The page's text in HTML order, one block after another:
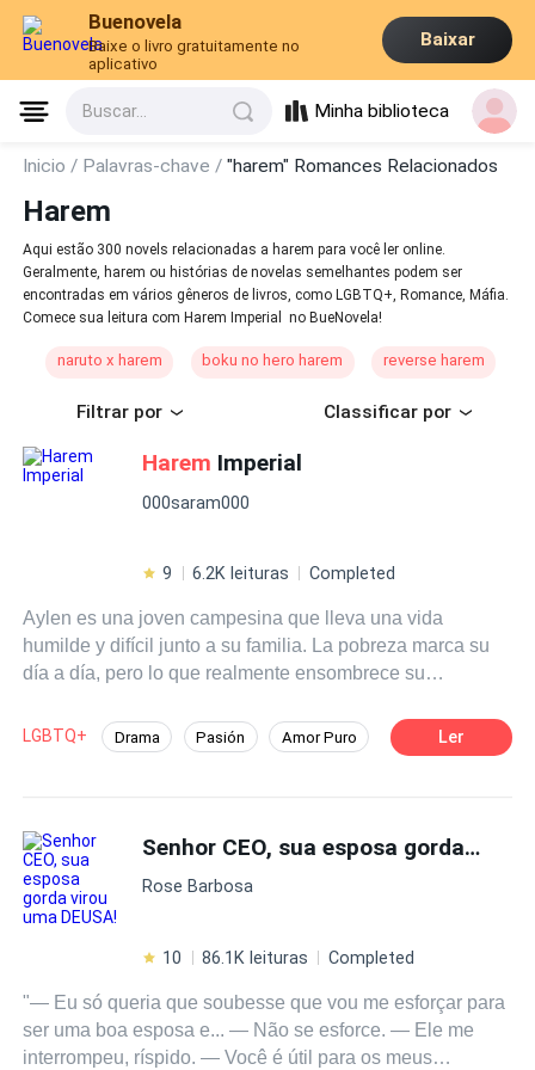
Buenovela
Baixe o livro gratuitamente no
aplicativo
Baixar
Buscar... Minha biblioteca
Inicio / Palavras-chave /"harem" Romances Relacionados
Harem
Aqui estão 300 novels relacionadas a harem para você ler online.
Geralmente, harem ou histórias de novelas semelhantes podem ser
encontradas em vários gêneros de livros, como LGBTQ+, Romance, Máfia.
Comece sua leitura com Harem Imperial no BueNovela!
naruto x harem boku no hero harem reverse harem
Filtrar por Classificar por
Harem Imperial
000saram000
9 6.2K leituras Completed
Aylen es una joven campesina que lleva una vida
humilde y difícil junto a su familia. La pobreza marca su
día a día, pero lo que realmente ensombrece su
abusivo. Aun así, en medio de tanta dureza, hay algo en
Aylen que la convierte en alguien imposible de olvidar.
una delicadeza que solo necesita un vistazo para
hechizar a quien la contempla... Su presencia no pasa
desapercibida. Los aldeanos murmuran su nombre con
asombro, y los rumores sobre la misteriosa joven de
apariencia encantadora comienzan a extenderse más
la emperatriz. Dueña de una corte deslumbrante y
conocida por su apetito insaciable por todo lo bello, la
emperatriz es tan admirada como temida. Su crueldad es
LGBTQ+ Drama Pasión Amor Puro
Reverse Harem Gay por ti
Ler
Senhor CEO, sua esposa gorda virou uma DEUSA!
Rose Barbosa
10 86.1K leituras Completed
"— Eu só queria que soubesse que vou me esforçar para
ser uma boa esposa e... — Não se esforce. — Ele me
interrompeu, ríspido. — Você é útil para os meus